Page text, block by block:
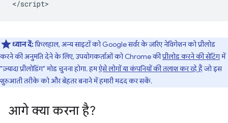
ध्यान दें:फ़िलहाल, अन्य साइटों को Google सर्वर के ज़रिए नेविगेशन को प्रीलोड
करने की अनुमति देने के लिए, उपयोगकर्ताओं को Chrome कीप्रीलोड करने की सेटिंगमें
"ज़्यादा प्रीलोडिंग" मोड चुनना होगा. हमऐसे लोगों या कंपनियों की तलाश कर रहे हैंजो इस
शुरुआती तरीके को और बेहतर बनाने में हमारी मदद कर सकें.
आगे क्या करना है?